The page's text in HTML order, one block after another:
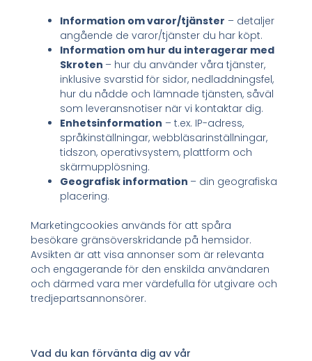
Information om varor/tjänster – detaljer
angående de varor/tjänster du har köpt.
Information om hur du interagerar med
Skroten – hur du använder våra tjänster,
inklusive svarstid för sidor, nedladdningsfel,
hur du nådde och lämnade tjänsten, såväl
som leveransnotiser när vi kontaktar dig.
Enhetsinformation – t.ex. IP-adress,
språkinställningar, webbläsarinställningar,
tidszon, operativsystem, plattform och
skärmupplösning.
Geografisk information – din geografiska
placering.
Marketingcookies används för att spåra
besökare gränsöverskridande på hemsidor.
Avsikten är att visa annonser som är relevanta
och engagerande för den enskilda användaren
och därmed vara mer värdefulla för utgivare och
tredjepartsannonsörer.
Vad du kan förvänta dig av vår